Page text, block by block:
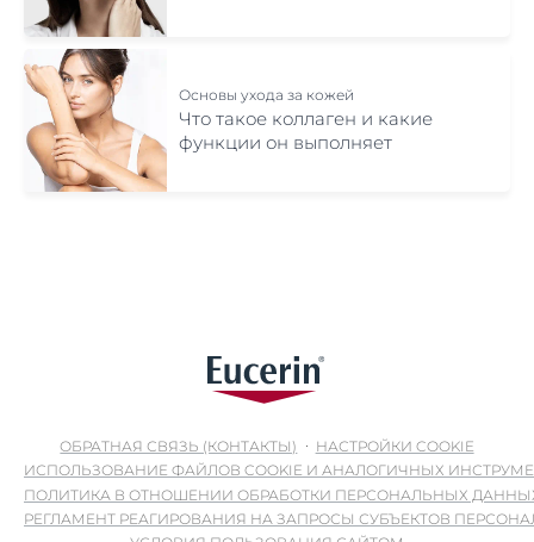
Основы ухода за кожей
Что такое коллаген и какие
функции он выполняет
ОБРАТНАЯ СВЯЗЬ (КОНТАКТЫ)
НАСТРОЙКИ COOKIE
ИСПОЛЬЗОВАНИЕ ФАЙЛОВ COOKIE И АНАЛОГИЧНЫХ
ПОЛИТИКА В ОТНОШЕНИИ ОБРАБОТКИ ПЕРСОНАЛЬНЫХ
РЕГЛАМЕНТ РЕАГИРОВАНИЯ НА ЗАПРОСЫ СУБЪЕКТОВ